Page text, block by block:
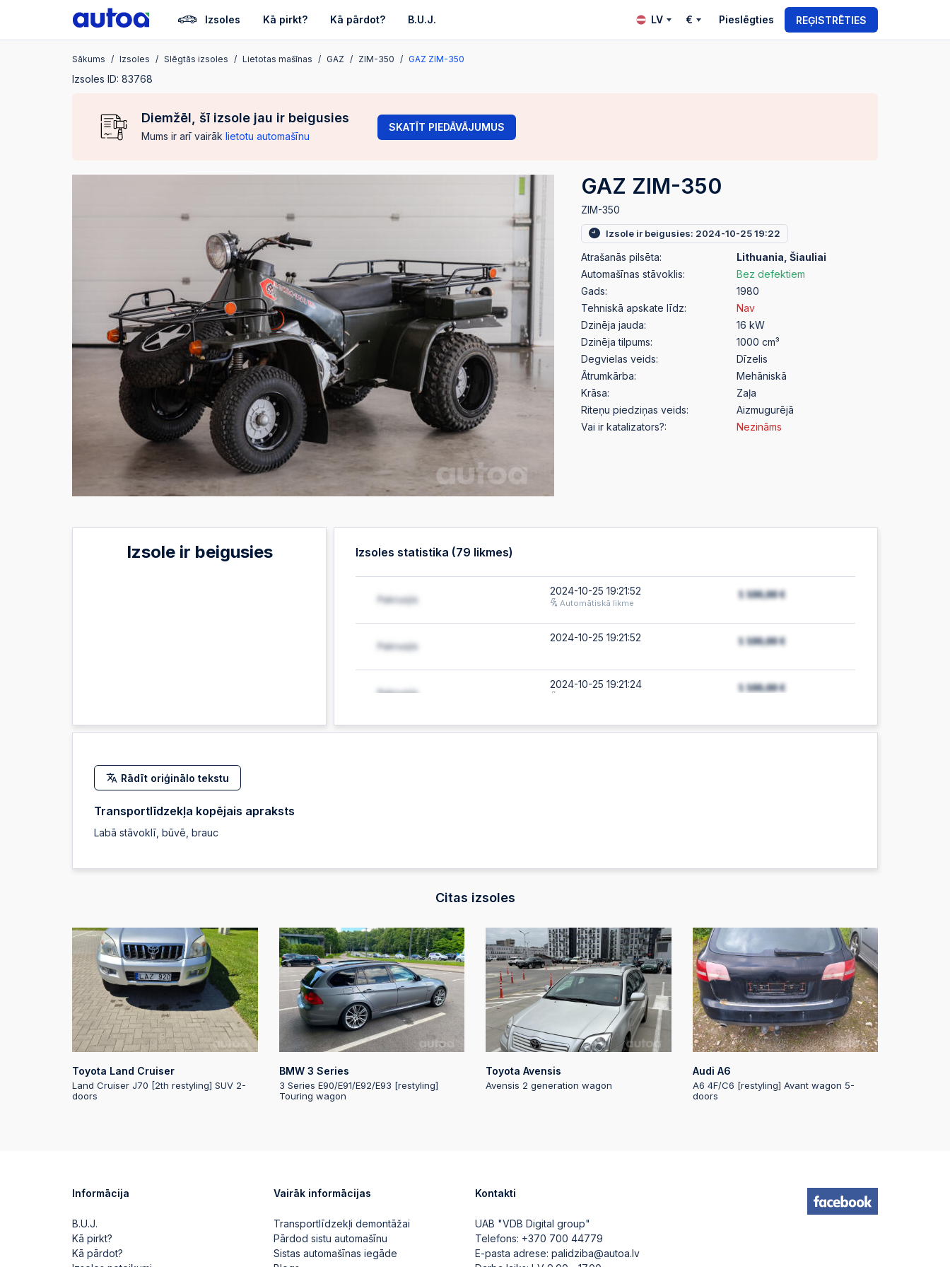
Izsoles Kā pirkt? Kā pārdot? B.U.J. LV € Pieslēgties REĢISTRĒTIES
Sākums Izsoles Slēgtās izsoles Lietotas mašīnas GAZ ZIM-350 GAZ ZIM-350
Izsoles ID: 83768
Diemžēl, šī izsole jau ir beigusies
Mums ir arī vairāk lietotu automašīnu
SKATĪT PIEDĀVĀJUMUS
GAZ ZIM-350
ZIM-350
Izsole ir beigusies: 2024-10-25 19:22
Atrašanās pilsēta:
Lithuania, Šiauliai
Automašīnas stāvoklis:
Bez defektiem
Gads:
1980
Tehniskā apskate līdz:
Nav
Dzinēja jauda:
16 kW
Dzinēja tilpums:
1000 cm³
Degvielas veids:
Dīzelis
Ātrumkārba:
Mehāniskā
Krāsa:
Zaļa
Riteņu piedziņas veids:
Aizmugurējā
Vai ir katalizators?:
Nezināms
Izsole ir beigusies Izsoles statistika (79 likmes)
2024-10-25 19:21:52
Automātiskā likme
2024-10-25 19:21:52
2024-10-25 19:21:24
2024-10-25 19:21:23
2024-10-25 19:21:07
2024-10-25 19:20:19
Automātiskā likme
2024-10-25 19:20:18
Automātiskā likme
2024-10-25 19:20:16
Automātiskā likme
Rādīt oriģinālo tekstu
Transportlīdzekļa kopējais apraksts
Labā stāvoklī, būvē, brauc
Citas izsoles
Toyota Land Cruiser
Land Cruiser J70 [2th restyling] SUV 2-
doors
BMW 3 Series
3 Series E90/E91/E92/E93 [restyling]
Touring wagon
Toyota Avensis
Avensis 2 generation wagon
Audi A6
A6 4F/C6 [restyling] Avant wagon 5-
doors
Informācija
B.U.J.
Kā pirkt?
Kā pārdot?
Vairāk informācijas
Transportlīdzekļi demontāžai
Pārdod sistu automašīnu
Sistas automašīnas iegāde
Kontakti
UAB "VDB Digital group"
Telefons: +370 700 44779
E-pasta adrese: palidziba@autoa.lv